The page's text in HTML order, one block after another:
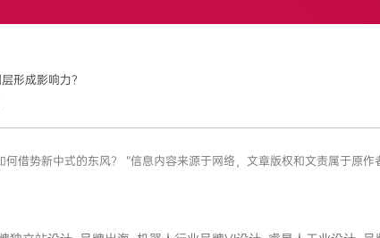
形成影响力？
借势新中式的东风？ ”信息内容来源于网络，文章版权和文责属于原